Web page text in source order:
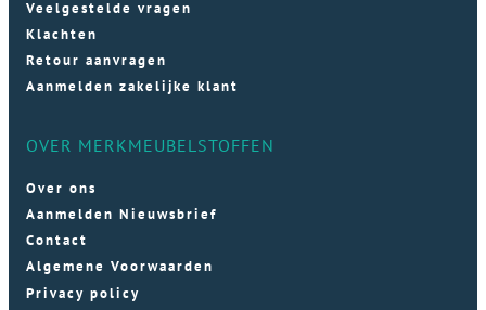
Veelgestelde vragen
Klachten
Retour aanvragen
Aanmelden zakelijke klant
OVER MERKMEUBELSTOFFEN
Over ons
Aanmelden Nieuwsbrief
Contact
Algemene Voorwaarden
Privacy policy